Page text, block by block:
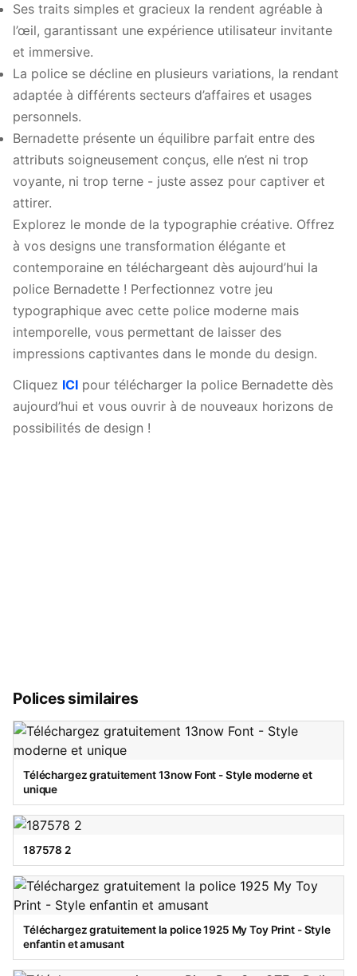
Ses traits simples et gracieux la rendent agréable à
l’œil, garantissant une expérience utilisateur invitante
et immersive.
La police se décline en plusieurs variations, la rendant
adaptée à différents secteurs d’affaires et usages
personnels.
Bernadette présente un équilibre parfait entre des
attributs soigneusement conçus, elle n’est ni trop
voyante, ni trop terne - juste assez pour captiver et
attirer.
Explorez le monde de la typographie créative. Offrez
à vos designs une transformation élégante et
contemporaine en téléchargeant dès aujourd’hui la
police Bernadette ! Perfectionnez votre jeu
typographique avec cette police moderne mais
intemporelle, vous permettant de laisser des
impressions captivantes dans le monde du design.
Cliquez ICI pour télécharger la police Bernadette dès
aujourd’hui et vous ouvrir à de nouveaux horizons de
possibilités de design !
Polices similaires
Téléchargez gratuitement 13now Font - Style moderne et
unique
187578 2
Téléchargez gratuitement la police 1925 My Toy Print - Style
enfantin et amusant